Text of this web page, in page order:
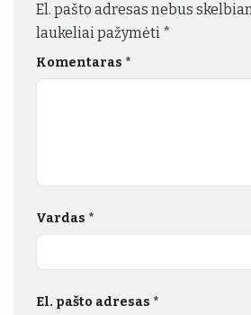
El. pašto adresas nebus
laukeliai pažymėti *
Komentaras *
Vardas *
El. pašto adresas *